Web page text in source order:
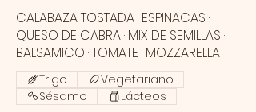
CALABAZA TOSTADA · ESPINACAS ·
QUESO DE CABRA · MIX DE SEMILLAS ·
BALSAMICO · TOMATE · MOZZARELLA
Trigo
Vegetariano
Sésamo
Lácteos